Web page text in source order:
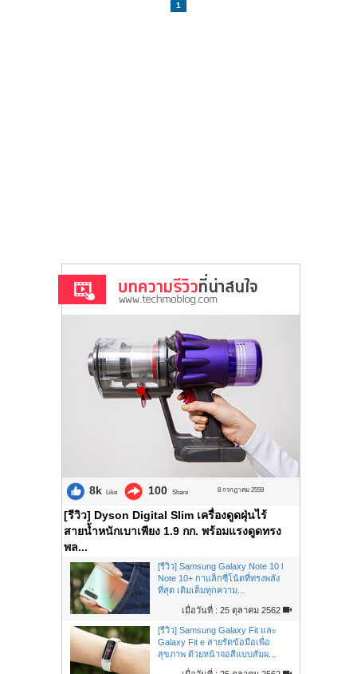
1
8k Like 100 Share 8 กรกฎาคม 2559
[รีวิว] Dyson Digital Slim เครื่องดูดฝุ่นไร้
สายน้ำหนักเบาเพียง 1.9 กก. พร้อมแรงดูดทรง
พล...
[รีวิว] Samsung Galaxy Note 10 l
Note 10+ กาแล็กซี่โน้ตที่ทรงพลัง
ที่สุด เติมเต็มทุกความ...
เมื่อวันที่ : 25 ตุลาคม 2562
[รีวิว] Samsung Galaxy Fit และ
Galaxy Fit e สายรัดข้อมือเพื่อ
สุขภาพ ด้วยหน้าจอสีแบบสัมผ...